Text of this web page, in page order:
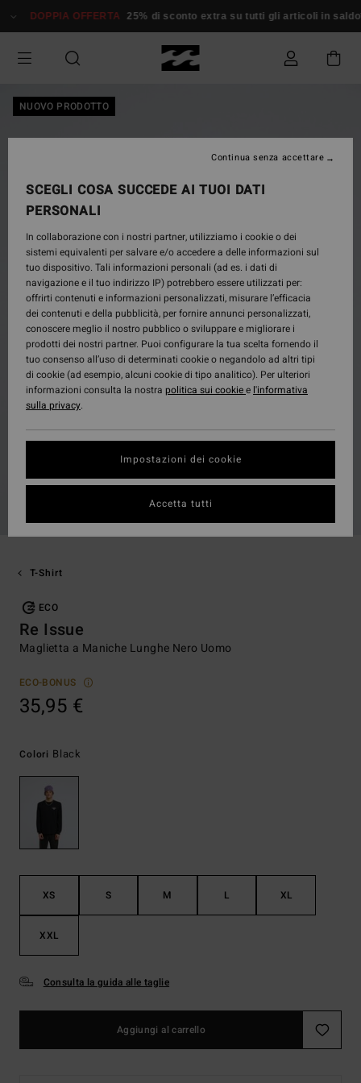
alle
prodotto
DOPPIA OFFERTA 25% di sconto extra su tutti gli articoli in saldo*
NUOVO PRODOTTO
T-Shirt
ECO
Re Issue
Maglietta a Maniche Lunghe Nero Uomo
ECO-BONUS
35,95 €
Colori Black
XS S M L XL
XXL
Consulta la guida alle taglie
Aggiungi al carrello
SCEGLI COSA SUCCEDE AI TUOI DATI
PERSONALI
In collaborazione con i nostri partner, utilizziamo i cookie o dei
sistemi equivalenti per salvare e/o accedere a delle informazioni sul
tuo dispositivo. Tali informazioni personali (ad es. i dati di
navigazione e il tuo indirizzo IP) potrebbero essere utilizzati per:
offrirti contenuti e informazioni personalizzati, misurare l’efficacia
dei contenuti e della pubblicità, per fornire annunci personalizzati,
conoscere meglio il nostro pubblico o sviluppare e migliorare i
prodotti dei nostri partner. Puoi configurare la tua scelta fornendo il
tuo consenso all’uso di determinati cookie o negandolo ad altri tipi
di cookie (ad esempio, alcuni cookie di tipo analitico). Per ulteriori
informazioni consulta la nostra politica sui cookiee l'informativa
sulla privacy.
Impostazioni dei cookie
Continua senza accettare
Accetta tutti